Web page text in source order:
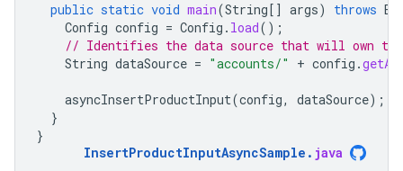
public static void main(String[] args) throws
Config config = Config . load();
// Identifies the data source that will own
String dataSource = "accounts/" + config .
asyncInsertProductInput(config, dataSource);
}
}
InsertProductInputAsyncSample . java